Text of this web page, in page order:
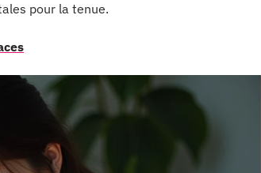
pour la tenue.